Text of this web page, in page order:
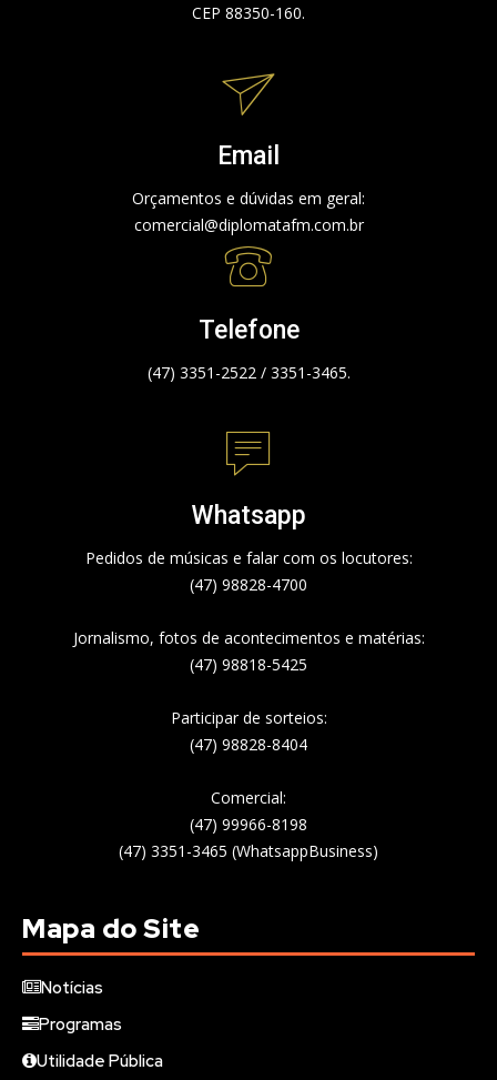
CEP 88350-160.
Email
Orçamentos e dúvidas em geral:
comercial@diplomatafm.com.br
Telefone
(47) 3351-2522 / 3351-3465.
Whatsapp
Pedidos de músicas e falar com os locutores:
(47) 98828-4700
Jornalismo, fotos de acontecimentos e matérias:
(47) 98818-5425
Participar de sorteios:
(47) 98828-8404
Comercial:
(47) 99966-8198
(47) 3351-3465 (WhatsappBusiness)
Mapa do Site
Notícias
Programas
Utilidade Pública